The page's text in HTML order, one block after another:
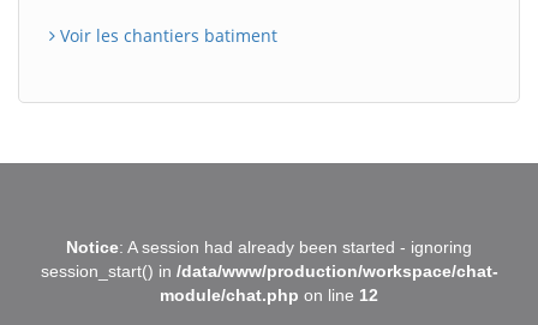
Voir les chantiers batiment
Notice: A session had already been started - ignoring
session_start() in /data/www/production/workspace/chat-
module/chat.php on line 12
B
Assistant en ligne